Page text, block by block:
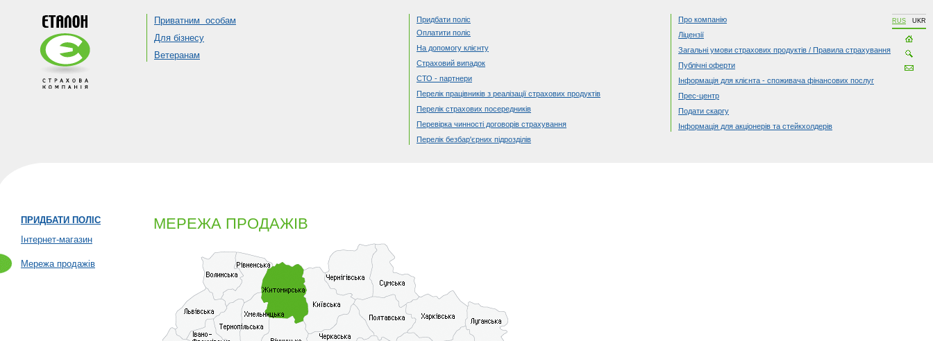
Приватним особам
Для бізнесу
Ветеранам
RUS UKR
Придбати поліс
Оплатити поліс
На допомогу клієнту
Страховий випадок
СТО - партнери
Перелік працівників з реалізації страхових продуктів
Перелік страхових посередників
Перевірка чинності договорів страхування
Перелік безбар'єрних підрозділів
Про компанію
Ліцензії
Загальні умови страхових продуктів / Правила страхування
Публічні оферти
Інформація для клієнта - споживача фінансових послуг
Прес-центр
Подати скаргу
Інформація для акціонерів та стейкхолдерів
ПРИДБАТИ ПОЛІС
Інтернет-магазин
Мережа продажів
МЕРЕЖА ПРОДАЖІВ